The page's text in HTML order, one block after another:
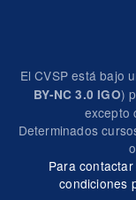
El CVSP está bajo
BY-NC 3.0 IGO)
excepto
Determinados
Para
condiciones